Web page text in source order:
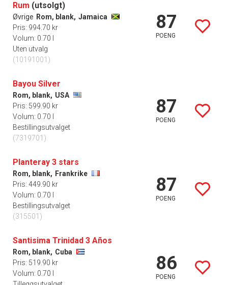
Rum (utsolgt)
Øvrige Rom, blank, Jamaica
Pris: 994.70 kr
Volum: 0.70 l
Uten utvalg
(10191001)
87
POENG
Bayou Silver
Rom, blank, USA
Pris: 599.90 kr
Volum: 0.70 l
Bestillingsutvalget
(7319701)
87
POENG
Planteray 3 stars
Rom, blank, Frankrike
Pris: 449.90 kr
Volum: 0.70 l
Bestillingsutvalget
(315501)
87
POENG
Santisima Trinidad 3 Años
Rom, blank, Cuba
Pris: 519.90 kr
Volum: 0.70 l
86
POENG